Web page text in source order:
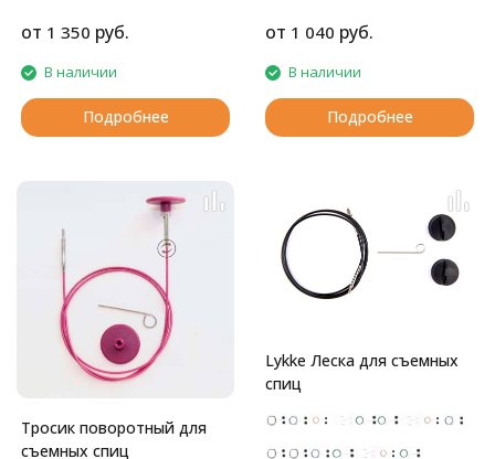
от 1 350 руб.
В наличии
Подробнее
от 1 040 руб.
В наличии
Подробнее
Тросик поворотный для
съемных спиц
Lykke Леска для съемных
спиц